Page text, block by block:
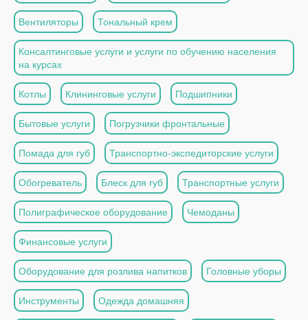
Вентиляторы Тональный крем
Консалтинговые услуги и услуги по обучению населения
на курсах
Котлы Клининговые услуги Подшипники
Бытовые услуги Погрузчики фронтальные
Помада для губ Транспортно-экспедиторские услуги
Обогреватель Блеск для губ Транспортные услуги
Полиграфическое оборудование Чемоданы
Финансовые услуги
Оборудование для розлива напитков Головные уборы
Инструменты Одежда домашняя